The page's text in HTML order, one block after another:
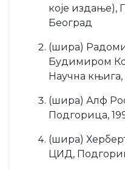
које издање),
Београд
(шира)
Будимиром
Научна књига,
(шира) Алф
Подгорица,
(шира)
ЦИД,